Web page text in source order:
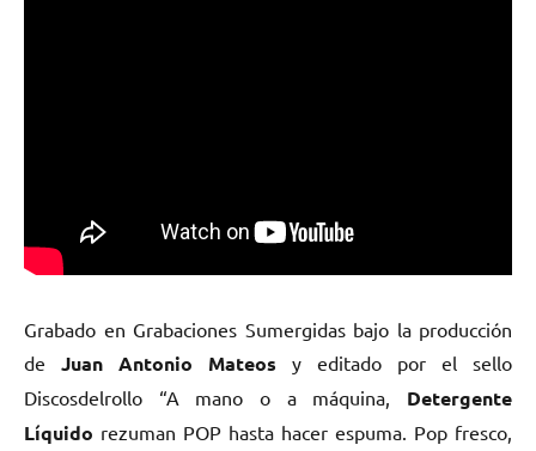
Grabado en Grabaciones Sumergidas bajo la producción
de Juan Antonio Mateos y editado por el sello
Discosdelrollo “A mano o a máquina, Detergente
Líquido rezuman POP hasta hacer espuma. Pop fresco,